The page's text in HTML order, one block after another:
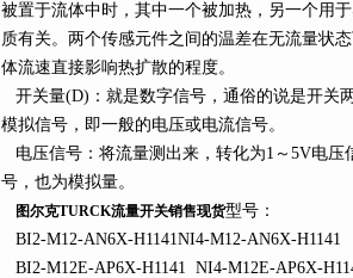
被置于流体中时，其中一个被加热，另一个用
质有关。两个传感元件之间的温差在无流量状
体流速直接影响热扩散的程度。
开关量(D)：就是数字信号，通俗的说是开关
模拟信号，即一般的电压或电流信号。
电压信号：将流量测出来，转化为1～5V电压
号，也为模拟量。
图尔克TURCK流量开关销售现货型号：
BI2-M12-AN6X-H1141NI4-M12-AN6X-
BI2-M12E-AP6X-H1141 NI4-M12E-AP6X-